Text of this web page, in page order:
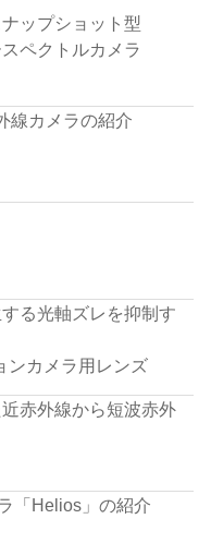
ップショット型
ペクトルカメラ
線カメラの紹介
る光軸ズレを抑制す
ンカメラ用レンズ
赤外線から短波赤外
「Helios」の紹介